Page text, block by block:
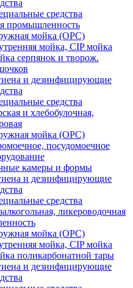
средства
промышленность
мойка (ОРС)
мойка, CIP мойка
серпянок и творож.
и дезинфицирующие
средства
и хлебобулочная,
мойка (ОРС)
посудомоечное
камеры и формы
и дезинфицирующие
средства
ликероводочная
мойка (ОРС)
мойка, CIP мойка
поликарбонатной тары
и дезинфицирующие